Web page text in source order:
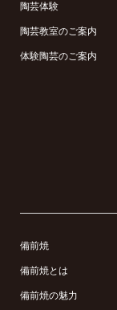
陶芸体験
陶芸教室のご案内
体験陶芸のご案内
備前焼
備前焼とは
備前焼の魅力